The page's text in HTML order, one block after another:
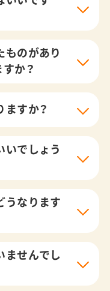
ものがあり
か？
すか？
いでしょう
うなります
ませんでし